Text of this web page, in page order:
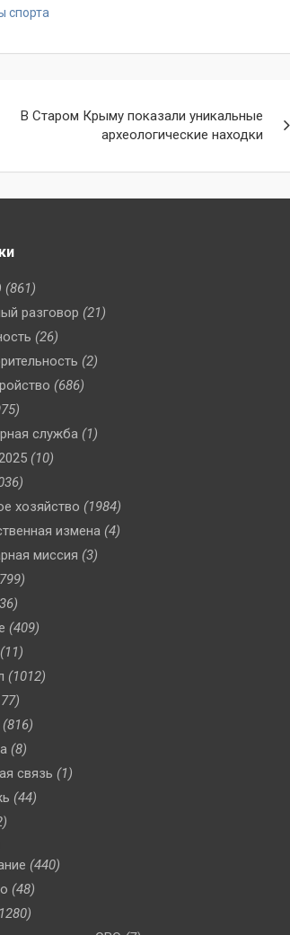
спорта
В Старом Крыму показали уникальные
археологические находки
(861)
разговор (21)
(26)
(2)
(686)
служба (1)
(10)
хозяйство (1984)
измена (4)
миссия (3)
(409)
(11)
(1012)
(816)
(8)
связь (1)
(44)
(440)
(48)